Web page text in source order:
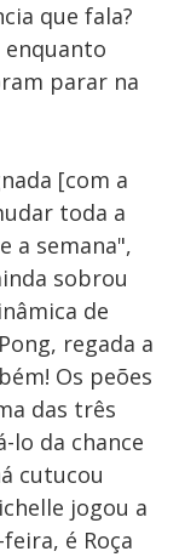
que fala?
enquanto
parar na
[com a
toda a
a semana",
sobrou
de
regada a
Os peões
das três
lo da chance
cutucou
jogou a
é Roça